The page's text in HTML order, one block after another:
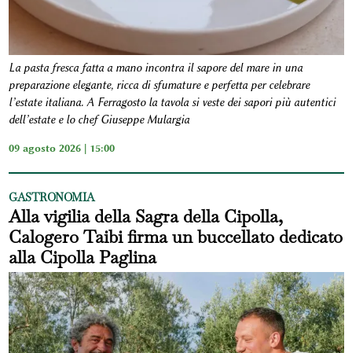
La pasta fresca fatta a mano incontra il sapore del mare in una
preparazione elegante, ricca di sfumature e perfetta per celebrare
l’estate italiana. A Ferragosto la tavola si veste dei sapori più autentici
dell’estate e lo chef Giuseppe Mulargia
09 agosto 2026 | 15:00
GASTRONOMIA
Alla vigilia della Sagra della Cipolla,
Calogero Taibi firma un buccellato dedicato
alla Cipolla Paglina